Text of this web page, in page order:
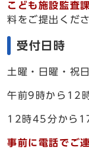
こども施設監査課
料をご提出くださ
受付日時
土曜・日曜・祝
午前9時から12
12時45分から
事前に電話でご